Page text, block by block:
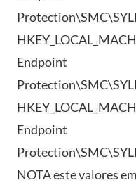
Endpoint
Endpoint
NOTA este valores